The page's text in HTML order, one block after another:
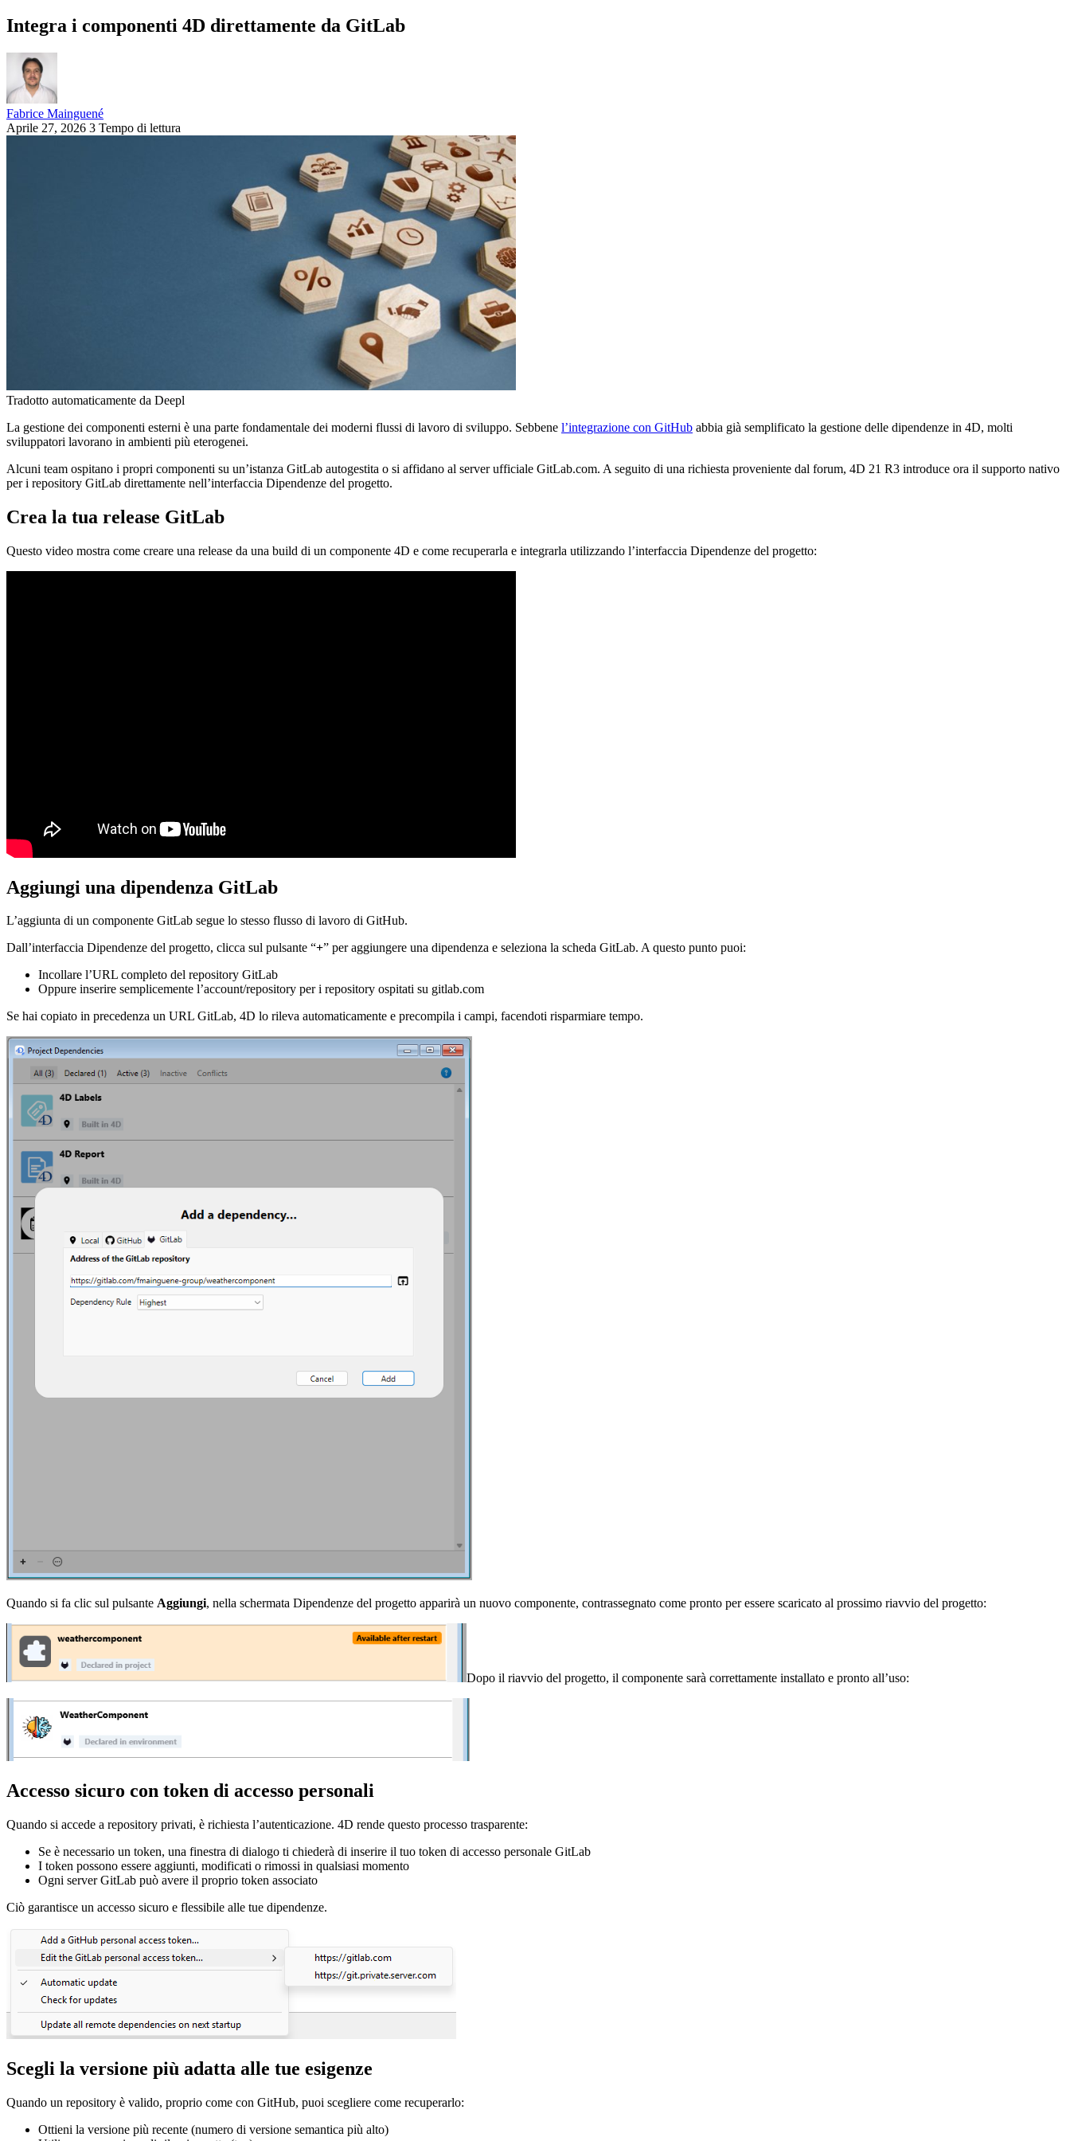
Integra i componenti 4D direttamente da GitLab
Fabrice Mainguené
Aprile 27, 2026 3 Tempo di lettura
Tradotto automaticamente da Deepl
La gestione dei componenti esterni è una parte fondamentale dei moderni flussi di lavoro di sviluppo. Sebbene l’integrazione con GitHub abbia già semplificato la gestione delle dipendenze in 4D, molti
sviluppatori lavorano in ambienti più eterogenei.
Alcuni team ospitano i propri componenti su un’istanza GitLab autogestita o si affidano al server ufficiale GitLab.com. A seguito di una richiesta proveniente dal forum, 4D 21 R3 introduce ora il supporto nativo
per i repository GitLab direttamente nell’interfaccia Dipendenze del progetto.
Crea la tua release GitLab
Questo video mostra come creare una release da una build di un componente 4D e come recuperarla e integrarla utilizzando l’interfaccia Dipendenze del progetto:
Aggiungi una dipendenza GitLab
L’aggiunta di un componente GitLab segue lo stesso flusso di lavoro di GitHub.
Dall’interfaccia Dipendenze del progetto, clicca sul pulsante “+” per aggiungere una dipendenza e seleziona la scheda GitLab. A questo punto puoi:
Incollare l’URL completo del repository GitLab
Oppure inserire semplicemente l’account/repository per i repository ospitati su gitlab.com
Se hai copiato in precedenza un URL GitLab, 4D lo rileva automaticamente e precompila i campi, facendoti risparmiare tempo.
Quando si fa clic sul pulsante Aggiungi, nella schermata Dipendenze del progetto apparirà un nuovo componente, contrassegnato come pronto per essere scaricato al prossimo riavvio del progetto:
Dopo il riavvio del progetto, il componente sarà correttamente installato e pronto all’uso:
Accesso sicuro con token di accesso personali
Quando si accede a repository privati, è richiesta l’autenticazione. 4D rende questo processo trasparente:
Se è necessario un token, una finestra di dialogo ti chiederà di inserire il tuo token di accesso personale GitLab
I token possono essere aggiunti, modificati o rimossi in qualsiasi momento
Ogni server GitLab può avere il proprio token associato
Ciò garantisce un accesso sicuro e flessibile alle tue dipendenze.
Scegli la versione più adatta alle tue esigenze
Quando un repository è valido, proprio come con GitHub, puoi scegliere come recuperarlo:
Ottieni la versione più recente (numero di versione semantica più alto)